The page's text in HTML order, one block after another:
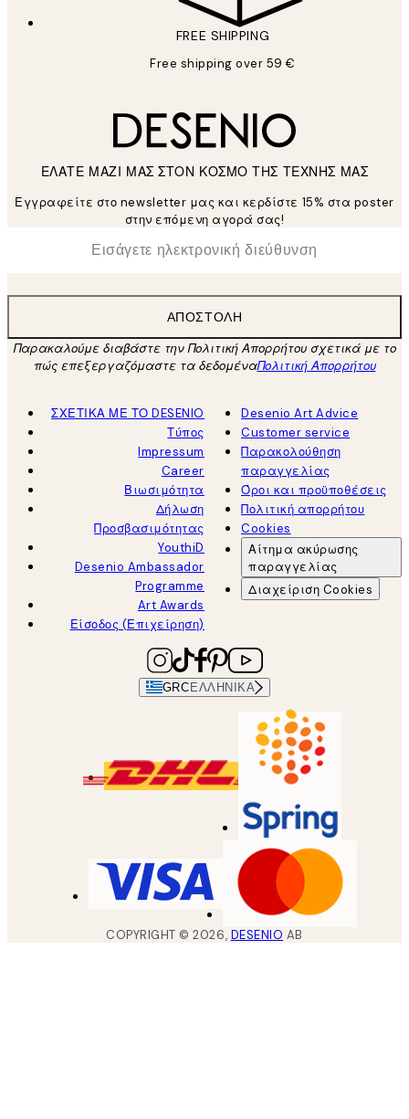
FREE SHIPPING
Free shipping over 59 €
ΕΛΑΤΕ ΜΑΖΙ ΜΑΣ ΣΤΟΝ ΚΟΣΜΟ ΤΗΣ ΤΕΧΝΗΣ ΜΑΣ
Εγγραφείτε στο newsletter μας και κερδίστε 15% στα poster
στην επόμενη αγορά σας!
Ηλεκτρονική Διεύθυνση
ΑΠΟΣΤΟΛΉ
Παρακαλούμε διαβάστε την Πολιτική Απορρήτου σχετικά με το
πώς επεξεργαζόμαστε τα δεδομέναΠολιτική Απορρήτου
ΣΧΕΤΙΚΑ ΜΕ ΤΟ DESENIO
Τύπος
Impressum
Career
Βιωσιμότητα
Δήλωση
Προσβασιμότητας
YouthiD
Desenio Ambassador
Programme
Art Awards
Είσοδος (Επιχείρηση)
Desenio Art Advice
Customer service
Παρακολούθηση
παραγγελίας
Όροι και προϋποθέσεις
Πολιτική απορρήτου
Cookies
Αίτημα ακύρωσης
παραγγελίας
Διαχείριση Cookies
GRC ΕΛΛΗΝΙΚΆ
COPYRIGHT ©2026, DESENIO AB